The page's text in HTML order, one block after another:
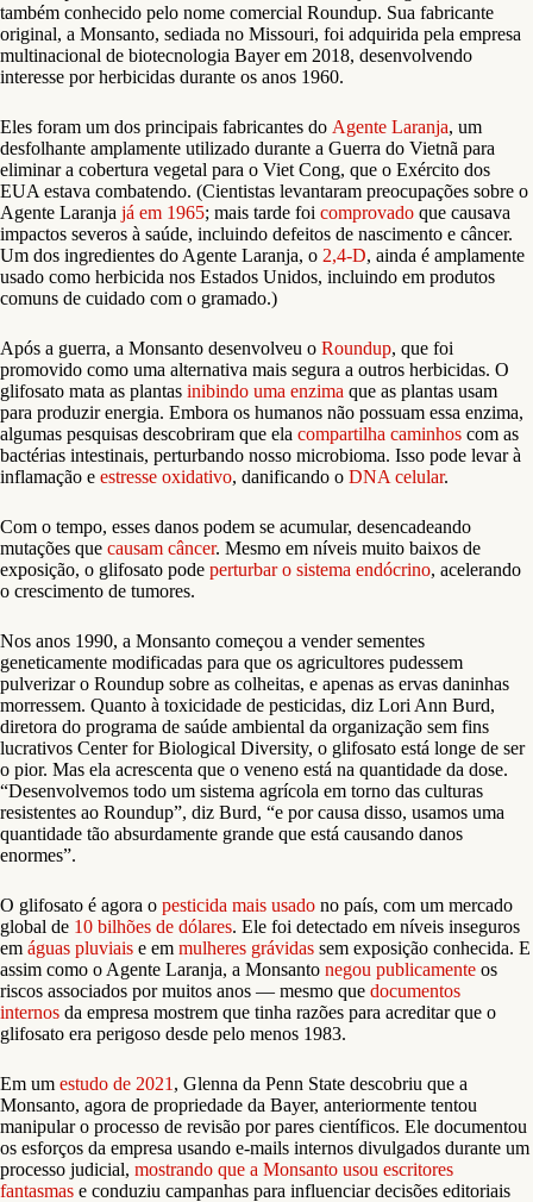
também conhecido pelo nome comercial Roundup. Sua fabricante
original, a Monsanto, sediada no Missouri, foi adquirida pela empresa
multinacional de biotecnologia Bayer em 2018, desenvolvendo
interesse por herbicidas durante os anos 1960.
Eles foram um dos principais fabricantes do Agente Laranja, um
desfolhante amplamente utilizado durante a Guerra do Vietnã para
eliminar a cobertura vegetal para o Viet Cong, que o Exército dos
EUA estava combatendo. (Cientistas levantaram preocupações sobre o
Agente Laranja já em 1965; mais tarde foi comprovado que causava
impactos severos à saúde, incluindo defeitos de nascimento e câncer.
Um dos ingredientes do Agente Laranja, o 2,4-D, ainda é amplamente
usado como herbicida nos Estados Unidos, incluindo em produtos
comuns de cuidado com o gramado.)
Após a guerra, a Monsanto desenvolveu o Roundup, que foi
promovido como uma alternativa mais segura a outros herbicidas. O
glifosato mata as plantas inibindo uma enzima que as plantas usam
para produzir energia. Embora os humanos não possuam essa enzima,
algumas pesquisas descobriram que ela compartilha caminhos com as
bactérias intestinais, perturbando nosso microbioma. Isso pode levar à
inflamação e estresse oxidativo, danificando o DNA celular.
Com o tempo, esses danos podem se acumular, desencadeando
mutações que causam câncer. Mesmo em níveis muito baixos de
exposição, o glifosato pode perturbar o sistema endócrino, acelerando
o crescimento de tumores.
Nos anos 1990, a Monsanto começou a vender sementes
geneticamente modificadas para que os agricultores pudessem
pulverizar o Roundup sobre as colheitas, e apenas as ervas daninhas
morressem. Quanto à toxicidade de pesticidas, diz Lori Ann Burd,
diretora do programa de saúde ambiental da organização sem fins
lucrativos Center for Biological Diversity, o glifosato está longe de ser
o pior. Mas ela acrescenta que o veneno está na quantidade da dose.
“Desenvolvemos todo um sistema agrícola em torno das culturas
resistentes ao Roundup”, diz Burd, “e por causa disso, usamos uma
quantidade tão absurdamente grande que está causando danos
enormes”.
O glifosato é agora o pesticida mais usado no país, com um mercado
global de 10 bilhões de dólares. Ele foi detectado em níveis inseguros
em águas pluviais e em mulheres grávidas sem exposição conhecida. E
assim como o Agente Laranja, a Monsanto negou publicamente os
riscos associados por muitos anos — mesmo que documentos
internos da empresa mostrem que tinha razões para acreditar que o
glifosato era perigoso desde pelo menos 1983.
Em um estudo de 2021 , Glenna da Penn State descobriu que a
Monsanto, agora de propriedade da Bayer, anteriormente tentou
manipular o processo de revisão por pares científicos. Ele documentou
os esforços da empresa usando e-mails internos divulgados durante um
processo judicial, mostrando que a Monsanto usou escritores
fantasmas e conduziu campanhas para influenciar decisões editoriais